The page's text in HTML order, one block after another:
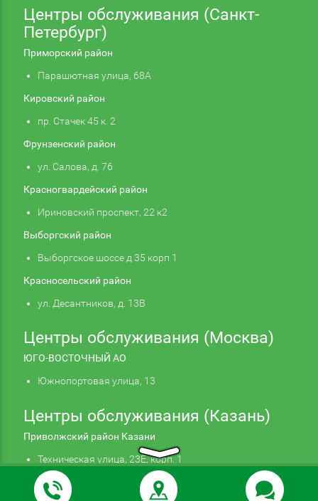
Центры обслуживания (Санкт-
Петербург)
Приморский район
Парашютная улица, 68А
Кировский район
пр. Стачек 45 к. 2
Фрунзенский район
ул. Салова, д. 76
Красногвардейский район
Ириновский проспект, 22 к2
Выборгский район
Выборгское шоссе д 35 корп 1
Красносельский район
ул. Десантников, д. 13В
Центры обслуживания (Москва)
ЮГО-ВОСТОЧНЫЙ АО
Южнопортовая улица, 13
Центры обслуживания (Казань)
Приволжский район Казани
Техническая улица, 23Е, корп. 1
Подтверждаю
Продолжая использовать наш сайт, вы даете
согласие на обработку файлов cookie,